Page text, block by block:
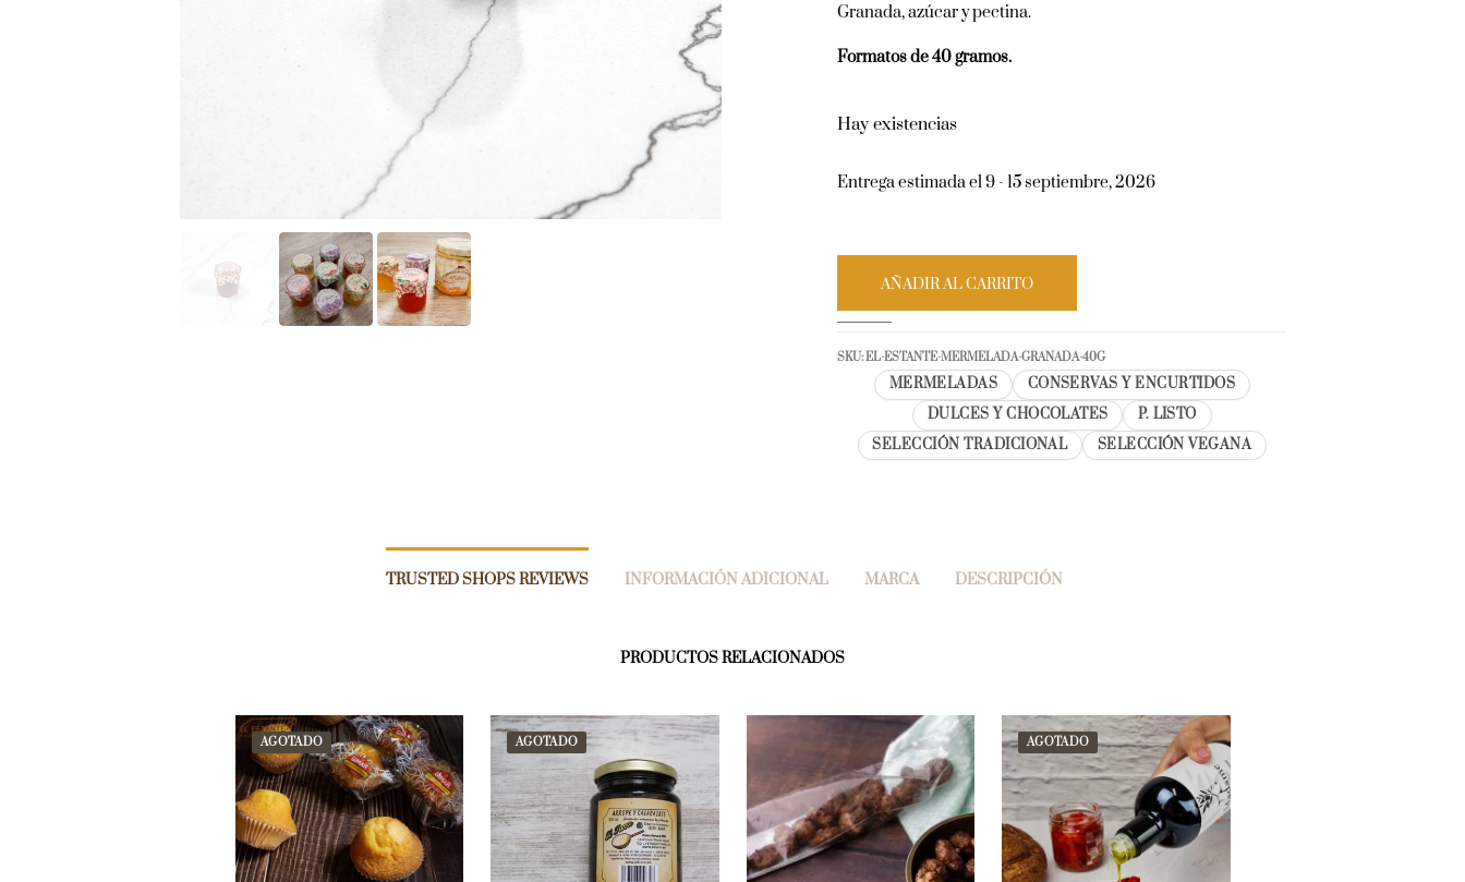
Granada, azúcar y pectina.
Formatos de 40 gramos.
Hay existencias
Entrega estimada el 9 - 15 septiembre, 2026
AÑADIR AL CARRITO
SKU:EL-ESTANTE-MERMELADA-GRANADA-40G
MERMELADAS
CONSERVAS Y ENCURTIDOS
DULCES Y CHOCOLATES
P. LISTO
SELECCIÓN TRADICIONAL
SELECCIÓN VEGANA
TRUSTED SHOPS REVIEWS INFORMACIÓN ADICIONAL MARCA DESCRIPCIÓN
PRODUCTOS RELACIONADOS
AGOTADO AGOTADO AGOTADO